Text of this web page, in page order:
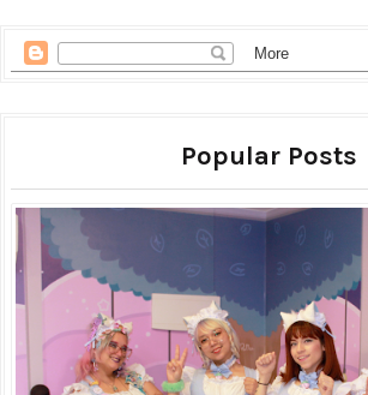
Popular Posts